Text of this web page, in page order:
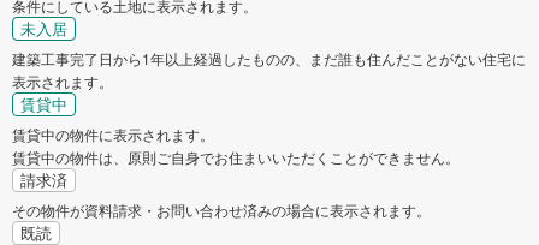
条件にしている土地に表示されます。
未入居
建築工事完了日から1年以上経過したものの、まだ誰も住んだことがない住宅に
表示されます。
賃貸中
賃貸中の物件に表示されます。
賃貸中の物件は、原則ご自身でお住まいいただくことができません。
請求済
その物件が資料請求・お問い合わせ済みの場合に表示されます。
既読